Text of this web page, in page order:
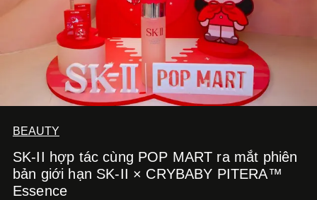
BEAUTY
SK-II hợp tác cùng POP MART ra mắt phiên
bản giới hạn SK-II × CRYBABY PITERA™
Essence